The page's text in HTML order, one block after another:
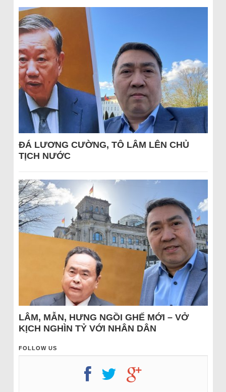
ĐÁ LƯƠNG CƯỜNG, TÔ LÂM LÊN CHỦ
TỊCH NƯỚC
LÂM, MẪN, HƯNG NGỒI GHẾ MỚI – VỞ
KỊCH NGHÌN TỶ VỚI NHÂN DÂN
FOLLOW US